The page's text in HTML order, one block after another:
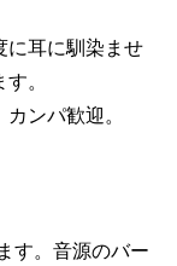
に耳に馴染ませ
。
ンパ歓迎。
す。音源のバー